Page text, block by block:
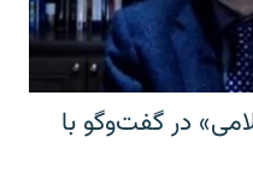
در گفت‌وگو با